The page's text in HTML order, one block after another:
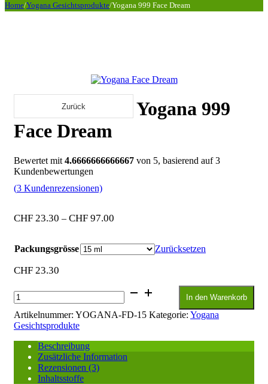
Home/Yogana Gesichtsprodukte/Yogana 999 Face Dream
Zurück
Yogana 999
Face Dream
Bewertet mit 4.6666666666667 von 5, basierend auf3
Kundenbewertungen
(3 Kundenrezensionen)
CHF 23.30 – CHF 97.00
Packungsgrösse
Zurücksetzen
CHF 23.30
Yogana
999
Face
Dream
Menge
In den Warenkorb
Artikelnummer: YOGANA-FD-15 Kategorie: Yogana
Gesichtsprodukte
Beschreibung
Zusätzliche Information
Rezensionen (3)
Inhaltsstoffe